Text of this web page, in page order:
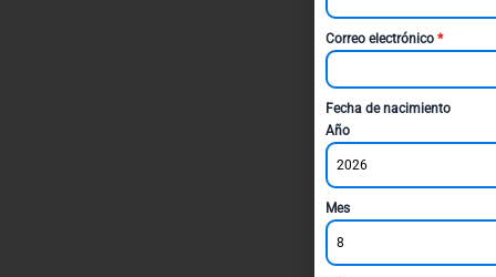
Correo electrónico *
Fecha de nacimiento
Año
2026
Mes
8